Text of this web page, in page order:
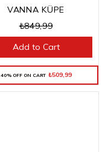
VANNA KÜPE
₺849,99
40% OFF ON CART ₺509,99
Add to Cart